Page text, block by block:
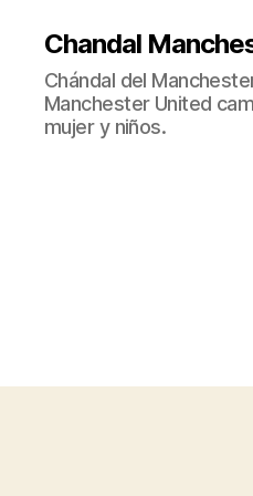
Chandal
Chándal del
Manchester United
mujer y niños.